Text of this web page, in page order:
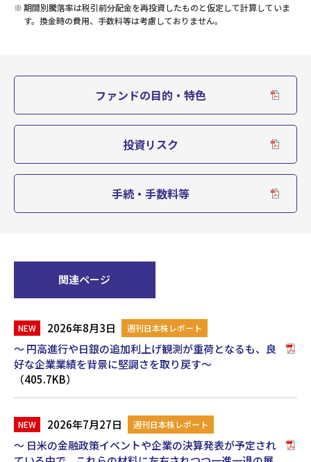
第3期 2007/11/15
0
第2期 2006/11/15
13,960
第1期 2005/11/15
0
12,026
※期間別騰落率は税引前分配金を再投資したものと仮定して計算していま
す。換金時の費用、手数料等は考慮しておりません。
ファンドの目的・特色
投資リスク
手続・手数料等
関連ページ
2026年8月3日 週刊日本株レポート
～ 円高進行や日銀の追加利上げ観測が重荷となるも、良
好な企業業績を背景に堅調さを取り戻す～
（405.7KB）
2026年7月27日 週刊日本株レポート
～ 日米の金融政策イベントや企業の決算発表が予定され